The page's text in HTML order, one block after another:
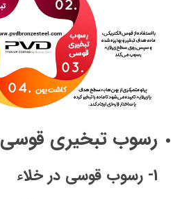
رسوب تبخیری قوسی
1- رسوب قوسی در خلاء